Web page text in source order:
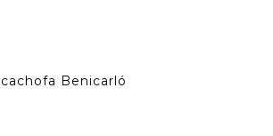
Benicarló